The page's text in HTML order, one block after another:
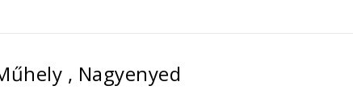
, Nagyenyed